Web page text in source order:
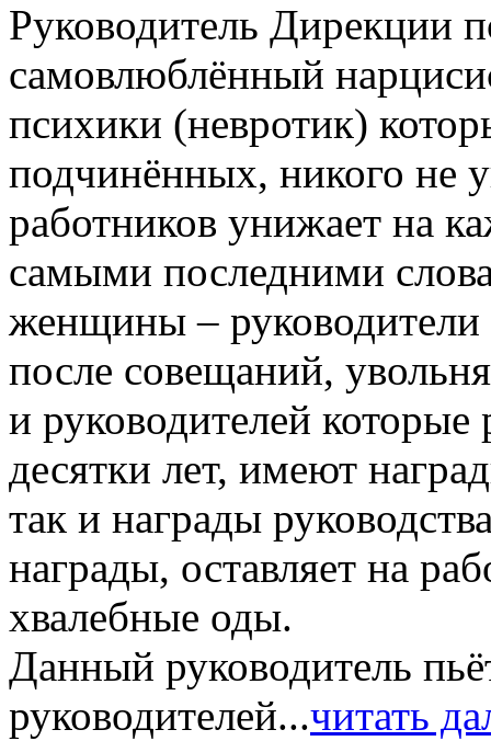
Руководитель Дирекции
самовлюблённый
психики (невротик)
подчинённых, никого не
работников унижает на
самыми последними
женщины –
после совещаний,
и руководителей которые
десятки лет, имеют
так и награды
награды, оставляет на
хвалебные оды.
Данный руководитель
руководителей...читать